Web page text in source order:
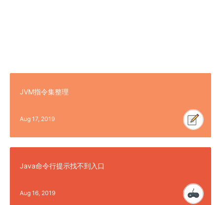
JVM指令集整理
Aug 17, 2019
Java命令行提示找不到入口
Aug 16, 2019